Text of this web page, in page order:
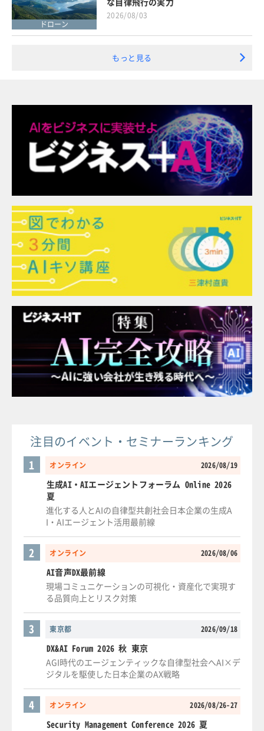
ドローン
2026/08/03
もっと見る
注目のイベント・セミナーランキング
オンライン 2026/08/19
1
生成AI・AIエージェントフォーラム Online 2026
夏
進化する人とAIの自律型共創社会日本企業の生成A
I・AIエージェント活用最前線
オンライン 2026/08/06
2
AI音声DX最前線
現場コミュニケーションの可視化・資産化で実現す
る品質向上とリスク対策
東京都 2026/09/18
3
DX&AI Forum 2026 秋 東京
AGI時代のエージェンティックな自律型社会へAI×デ
ジタルを駆使した日本企業のAX戦略
オンライン 2026/08/26-27
4
Security Management Conference 2026 夏